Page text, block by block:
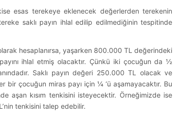
esas terekeye eklenecek değerlerden terekenin
saklı payın ihlal edilip edilmediğinin tespitinde
hesaplanırsa, yaşarken 800.000 TL değerindeki
ihlal etmiş olacaktır. Çünkü iki çocuğun da ½
Saklı payın değeri 250.000 TL olacak ve
bir çocuğun miras payı için ¼ ‘ü aşamayacaktır. Bu
aşan kısım tenkisini isteyecektir. Örneğimizde ise
tenkisini talep edebilir.